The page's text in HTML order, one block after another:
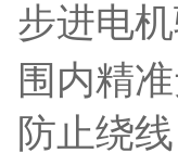
步进电机
围内精
防止绕